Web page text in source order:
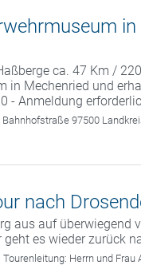
in
ca. 47 Km /
in Mechenried und
- Anmeldung
97500
nach
aus auf überwiegend
es wieder zurück
Tourenleitung: Herrn und Frau